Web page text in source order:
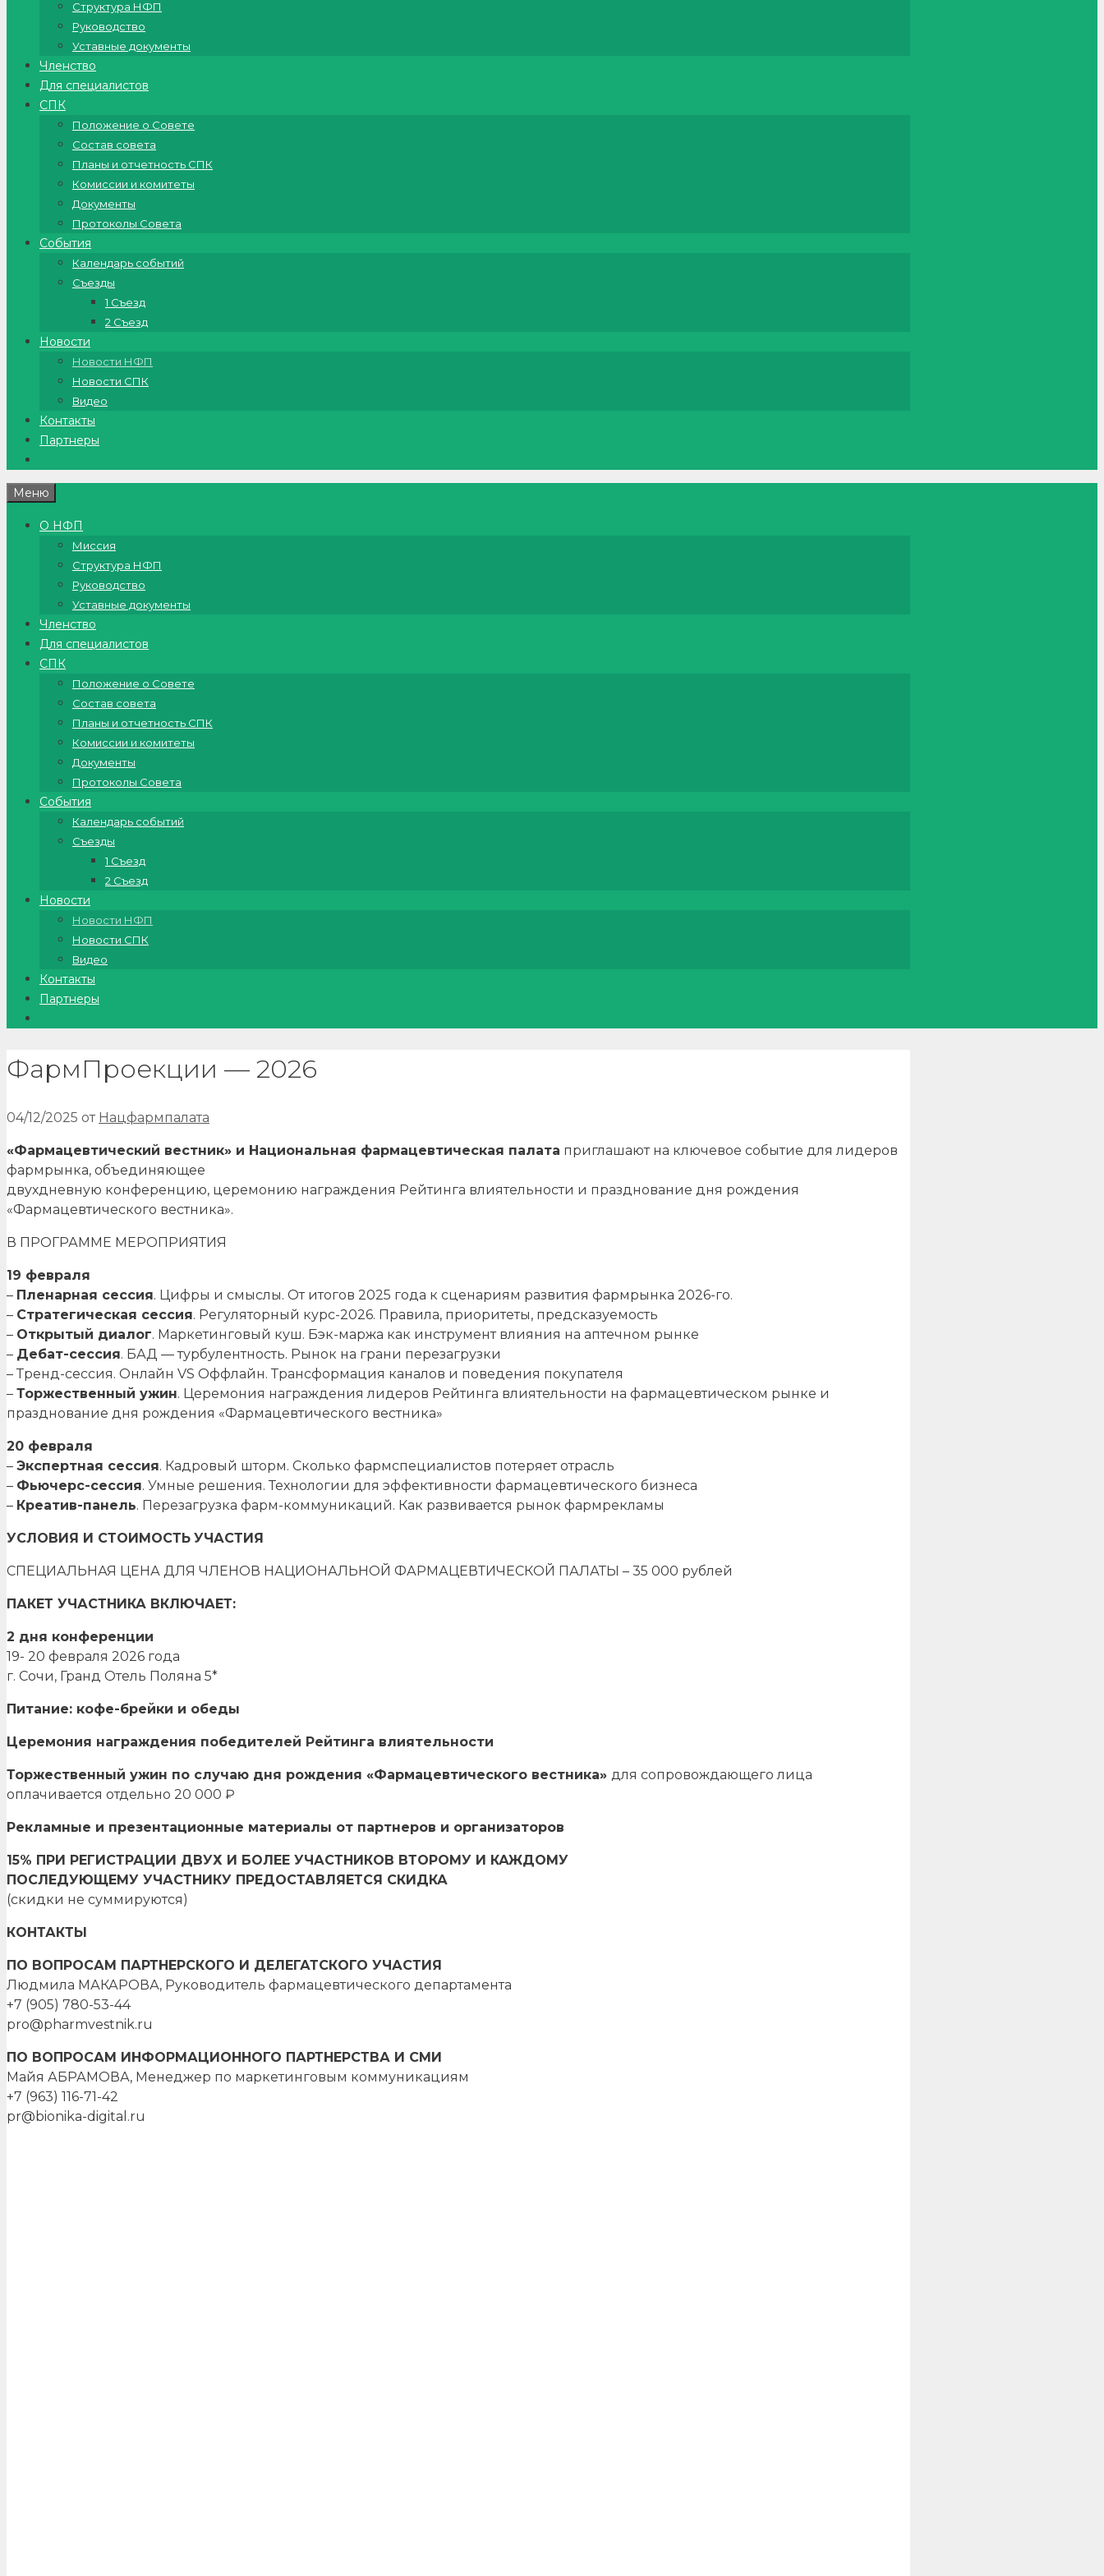
Структура НФП
Руководство
Уставные документы
Членство
Для специалистов
СПК
Положение о Совете
Состав совета
Планы и отчетность СПК
Комиссии и комитеты
Документы
Протоколы Совета
События
Календарь событий
Съезды
1 Съезд
2 Съезд
Новости
Новости НФП
Новости СПК
Видео
Контакты
Партнеры
Меню
О НФП
Миссия
Структура НФП
Руководство
Уставные документы
Членство
Для специалистов
СПК
Положение о Совете
Состав совета
Планы и отчетность СПК
Комиссии и комитеты
Документы
Протоколы Совета
События
Календарь событий
Съезды
1 Съезд
2 Съезд
Новости
Новости НФП
Новости СПК
Видео
Контакты
Партнеры
ФармПроекции — 2026
04/12/2025 от Нацфармпалата
«Фармацевтический вестник» и Национальная фармацевтическая палата приглашают на ключевое событие для лидеров
фармрынка, объединяющее
двухдневную конференцию, церемонию награждения Рейтинга влиятельности и празднование дня рождения
«Фармацевтического вестника».
В ПРОГРАММЕ МЕРОПРИЯТИЯ
19 февраля
– Пленарная сессия. Цифры и смыслы. От итогов 2025 года к сценариям развития фармрынка 2026-го.
– Стратегическая сессия. Регуляторный курс-2026. Правила, приоритеты, предсказуемость
– Открытый диалог. Маркетинговый куш. Бэк-маржа как инструмент влияния на аптечном рынке
– Дебат-сессия. БАД — турбулентность. Рынок на грани перезагрузки
– Тренд-сессия. Онлайн VS Оффлайн. Трансформация каналов и поведения покупателя
– Торжественный ужин. Церемония награждения лидеров Рейтинга влиятельности на фармацевтическом рынке и
празднование дня рождения «Фармацевтического вестника»
20 февраля
– Экспертная сессия. Кадровый шторм. Сколько фармспециалистов потеряет отрасль
– Фьючерс-сессия. Умные решения. Технологии для эффективности фармацевтического бизнеса
– Креатив-панель. Перезагрузка фарм-коммуникаций. Как развивается рынок фармрекламы
УСЛОВИЯ И СТОИМОСТЬ УЧАСТИЯ
СПЕЦИАЛЬНАЯ ЦЕНА ДЛЯ ЧЛЕНОВ НАЦИОНАЛЬНОЙ ФАРМАЦЕВТИЧЕСКОЙ ПАЛАТЫ – 35 000 рублей
ПАКЕТ УЧАСТНИКА ВКЛЮЧАЕТ:
2 дня конференции
19- 20 февраля 2026 года
г. Сочи, Гранд Отель Поляна 5*
Питание: кофе-брейки и обеды
Церемония награждения победителей Рейтинга влиятельности
Торжественный ужин по случаю дня рождения «Фармацевтического вестника» для сопровождающего лица
оплачивается отдельно 20 000 ₽
Рекламные и презентационные материалы от партнеров и организаторов
15% ПРИ РЕГИСТРАЦИИ ДВУХ И БОЛЕЕ УЧАСТНИКОВ ВТОРОМУ И КАЖДОМУ
ПОСЛЕДУЮЩЕМУ УЧАСТНИКУ ПРЕДОСТАВЛЯЕТСЯ СКИДКА
(скидки не суммируются)
КОНТАКТЫ
ПО ВОПРОСАМ ПАРТНЕРСКОГО И ДЕЛЕГАТСКОГО УЧАСТИЯ
Людмила МАКАРОВА, Руководитель фармацевтического департамента
+7 (905) 780-53-44
pro@pharmvestnik.ru
ПО ВОПРОСАМ ИНФОРМАЦИОННОГО ПАРТНЕРСТВА И СМИ
Майя АБРАМОВА, Менеджер по маркетинговым коммуникациям
+7 (963) 116-71-42
pr@bionika-digital.ru